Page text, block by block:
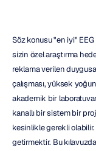
Söz konusu "en iyi"
sizin özel araştırma
reklama verilen
çalışması, yüksek
akademik bir
kanallı bir sistem bir
kesinlikle gerekli
getirmektir. Bu